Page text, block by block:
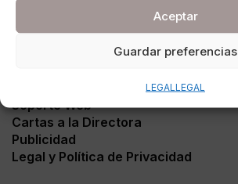
Aceptar
Guardar preferencias
LEGAL LEGAL
Soporte Web
Cartas a la Directora
Publicidad
Legal y Política de Privacidad